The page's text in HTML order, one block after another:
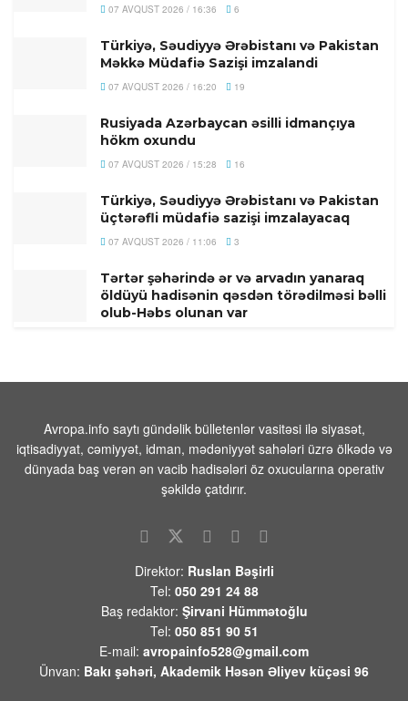
07 AVQUST 2026 / 16:36 6
Türkiyə, Səudiyyə Ərəbistanı və Pakistan
Məkkə Müdafiə Sazişi imzalandi
07 AVQUST 2026 / 16:20 19
Rusiyada Azərbaycan əsilli idmançıya
hökm oxundu
07 AVQUST 2026 / 15:28 16
Türkiyə, Səudiyyə Ərəbistanı və Pakistan
üçtərəfli müdafiə sazişi imzalayacaq
07 AVQUST 2026 / 11:06 3
Tərtər şəhərində ər və arvadın yanaraq
öldüyü hadisənin qəsdən törədilməsi bəlli
olub-Həbs olunan var
Rusiya səmasında gecə ərzində 203
pilotsuz təyyarə vurulub
07 AVQUST 2026 / 9:54 21
Məhəmməd Əsədullazadə: “Azərbaycan-
Ermənistan mövzusu ATƏT üçün artıq
qapalı səhifədir”
07 AVQUST 2026 / 9:26 53
Yekaterinburqdakı Wildberries obyekti
PUA hücumundan sonra yanıb, yanğın
söndürülür
07 AVQUST 2026 / 9:21 6
Avropa.info saytı gündəlik bülletenlər vasitəsi ilə siyasət,
iqtisadiyyat, cəmiyyət, idman, mədəniyyət sahələri üzrə ölkədə və
dünyada baş verən ən vacib hadisələri öz oxucularına operativ
şəkildə çatdırır.
Direktor: Ruslan Bəşirli
Tel: 050 291 24 88
Baş redaktor: Şirvani Hümmətoğlu
Tel: 050 851 90 51
E-mail: avropainfo528@gmail.com
Ünvan: Bakı şəhəri, Akademik Həsən Əliyev küçəsi 96